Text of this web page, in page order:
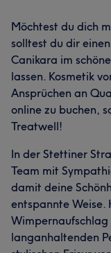
Möchtest du dich
solltest du dir
Canikara im
lassen. Kosmetik
Ansprüchen an
online zu buchen,
Treatwell!
In der Stettiner
Team mit
damit deine
entspannte Weise.
Wimpernaufschlag
langanhaltenden